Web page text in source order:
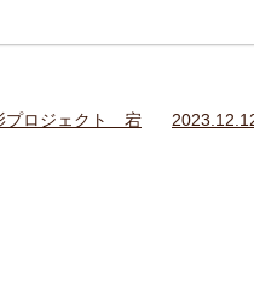
プロジェクト 宕